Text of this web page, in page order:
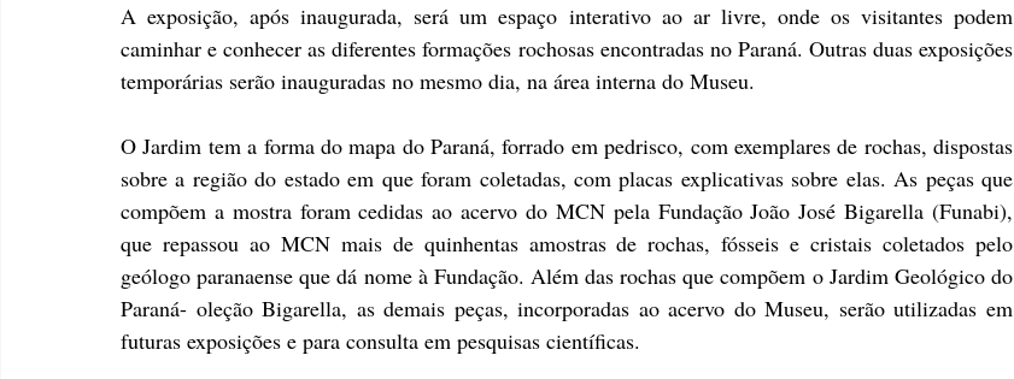
A exposição, após inaugurada, será um espaço interativo ao ar livre, onde os visitantes podem
caminhar e conhecer as diferentes formações rochosas encontradas no Paraná. Outras duas exposições
temporárias serão inauguradas no mesmo dia, na área interna do Museu.
O Jardim tem a forma do mapa do Paraná, forrado em pedrisco, com exemplares de rochas, dispostas
sobre a região do estado em que foram coletadas, com placas explicativas sobre elas. As peças que
compõem a mostra foram cedidas ao acervo do MCN pela Fundação João José Bigarella (Funabi),
que repassou ao MCN mais de quinhentas amostras de rochas, fósseis e cristais coletados pelo
geólogo paranaense que dá nome à Fundação. Além das rochas que compõem o Jardim Geológico do
Paraná- oleção Bigarella, as demais peças, incorporadas ao acervo do Museu, serão utilizadas em
futuras exposições e para consulta em pesquisas científicas.